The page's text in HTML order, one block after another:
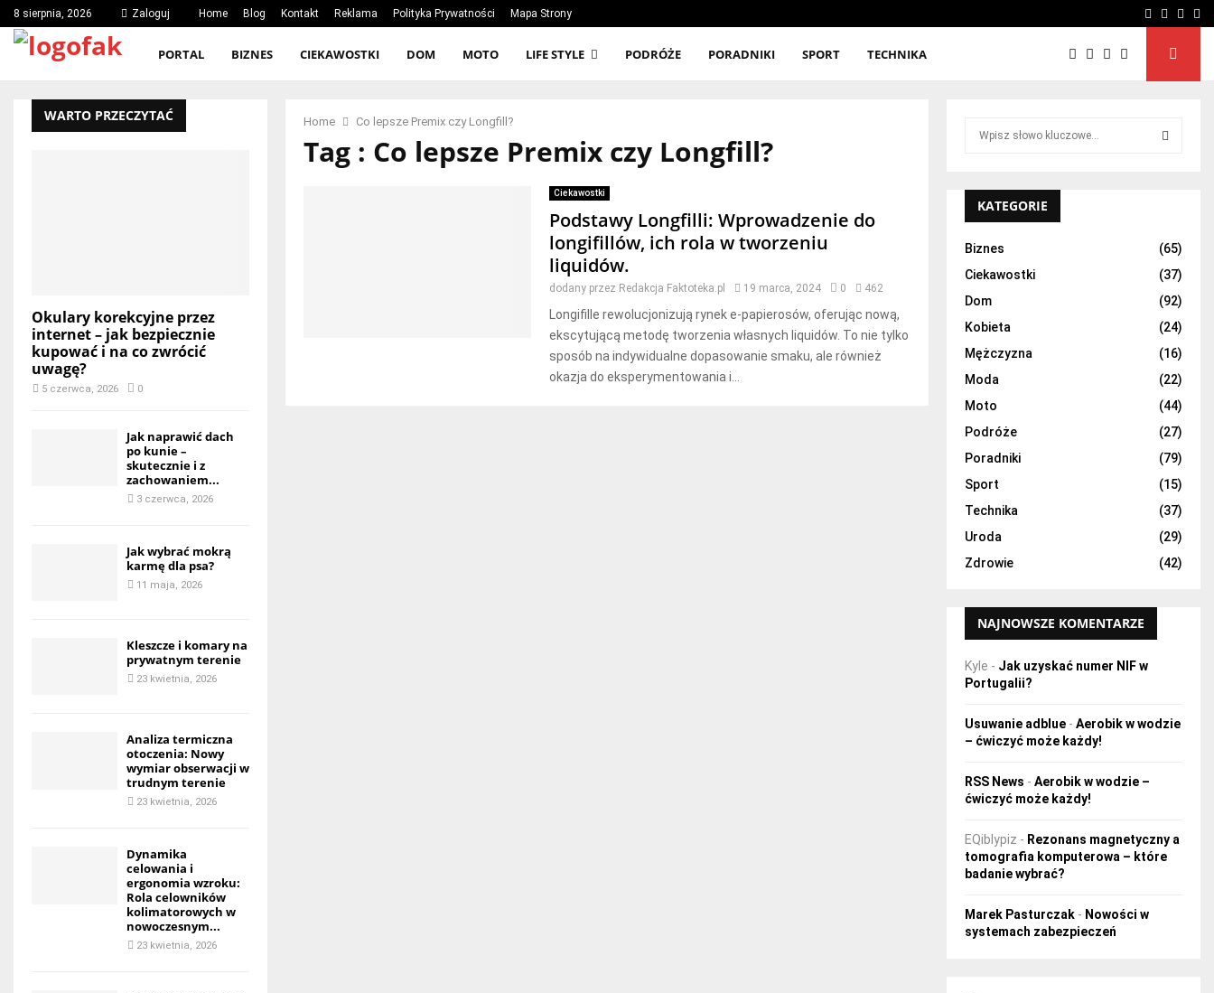
8 sierpnia, 2026 Zaloguj Home Blog Kontakt Reklama Polityka Prywatności Mapa Strony Facebook
Twitter
PORTAL BIZNES CIEKAWOSTKI DOM MOTO LIFE STYLE PODRÓŻE PORADNIKI SPORT TECHNIKA
Home Co lepsze Premix czy Longfill?
Tag : Co lepsze Premix czy Longfill?
Ciekawostki
Podstawy Longfilli: Wprowadzenie do
longifillów, ich rola w tworzeniu
liquidów.
dodany przez Redakcja Faktoteka.pl 19 marca, 2024 0 462
Longifille rewolucjonizują rynek e-papierosów, oferując nową,
ekscytującą metodę tworzenia własnych liquidów. To nie tylko
sposób na indywidualne dopasowanie smaku, ale również
okazja do eksperymentowania i...
WARTO PRZECZYTAĆ
Okulary korekcyjne przez
internet – jak bezpiecznie
kupować i na co zwrócić
uwagę?
5 czerwca, 2026 0
Jak naprawić dach
po kunie –
skutecznie i z
zachowaniem...
3 czerwca, 2026
Jak wybrać mokrą
karmę dla psa?
11 maja, 2026
Kleszcze i komary na
prywatnym terenie
23 kwietnia, 2026
Analiza termiczna
otoczenia: Nowy
wymiar obserwacji w
trudnym terenie
23 kwietnia, 2026
Dynamika
celowania i
ergonomia wzroku:
Rola celowników
kolimatorowych w
nowoczesnym...
23 kwietnia, 2026
h
f
r
:
A
R
H
KATEGORIE
Biznes
(65)
Ciekawostki
(37)
Dom
(92)
Kobieta
(24)
Mężczyzna
(16)
Moda
(22)
Moto
(44)
Podróże
(27)
Poradniki
(79)
Sport
(15)
Technika
(37)
Uroda
(29)
Zdrowie
(42)
NAJNOWSZE KOMENTARZE
Kyle - Jak uzyskać numer NIF w
Portugalii?
Usuwanie adblue- Aerobik w wodzie
– ćwiczyć może każdy!
RSS News - Aerobik w wodzie –
ćwiczyć może każdy!
EQiblypiz - Rezonans magnetyczny a
tomografia komputerowa – które
badanie wybrać?
Marek Pasturczak- Nowości w
systemach zabezpieczeń